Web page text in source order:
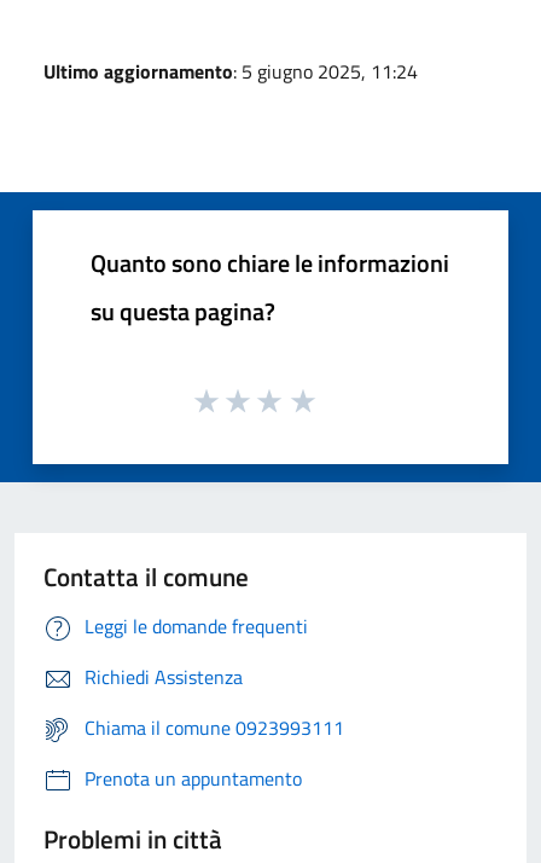
Ultimo aggiornamento: 5 giugno 2025, 11:24
Quanto sono chiare le informazioni
su questa pagina?
Contatta il comune
Leggi le domande frequenti
Richiedi Assistenza
Chiama il comune 0923993111
Prenota un appuntamento
Problemi in città